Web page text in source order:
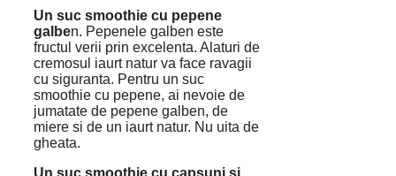
Un suc smoothie cu pepene
galben. Pepenele galben este
fructul verii prin excelenta. Alaturi de
cremosul iaurt natur va face ravagii
cu siguranta. Pentru un suc
smoothie cu pepene, ai nevoie de
jumatate de pepene galben, de
miere si de un iaurt natur. Nu uita de
gheata.
Un suc smoothie cu capsuni si